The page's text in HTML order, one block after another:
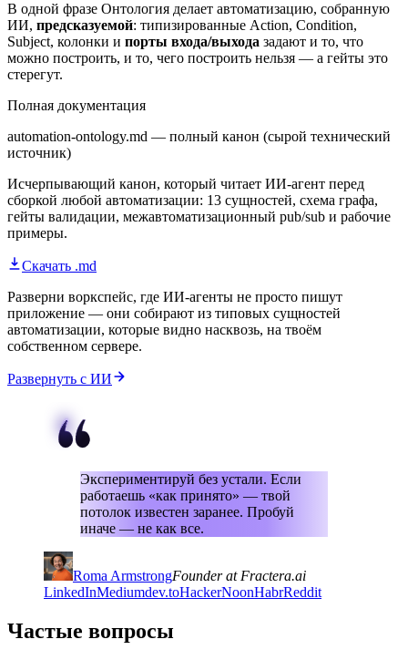
В одной фразе Онтология делает автоматизацию, собранную
ИИ, предсказуемой: типизированные Action, Condition,
Subject, колонки и порты входа/выхода задают и то, что
можно построить, и то, чего построить нельзя — а гейты это
стерегут.
Полная документация
automation-ontology.md — полный канон (сырой технический
источник)
Исчерпывающий канон, который читает ИИ-агент перед
сборкой любой автоматизации: 13 сущностей, схема графа,
гейты валидации, межавтоматизационный pub/sub и рабочие
примеры.
Скачать .md
Разверни воркспейс, где ИИ-агенты не просто пишут
приложение — они собирают из типовых сущностей
автоматизации, которые видно насквозь, на твоём
собственном сервере.
Развернуть с ИИ
Экспериментируй без устали. Если
работаешь «как принято» — твой
потолок известен заранее. Пробуй
иначе — не как все.
Roma ArmstrongFounder at Fractera.ai
LinkedInMediumdev.toHackerNoonHabrReddit
Частые вопросы